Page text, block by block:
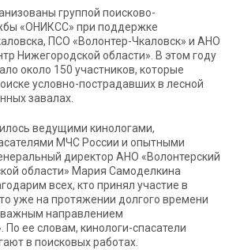
группой поисково-
«ОНИКСС» при поддержке
ПСО «Волонтер-Чкаловск» и АНО
Нижегородской области». В этом году
около 150 участников, которые
условно-пострадавших в лесной
завалах.
ведущими кинологами,
МЧС России и опытными
директор АНО «Волонтерский
области» Мария Самоделкина
всех, кто принял участие в
уже на протяжении долгого времени
направлением
По ее словам, кинологи-спасатели
в поисковых работах.